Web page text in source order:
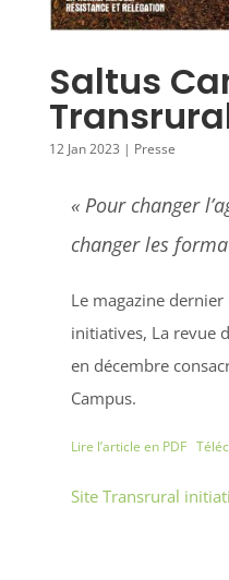
Saltus
12 Jan 2023 | Presse
« Pour changer
changer les
Le magazine
initiatives, La revue
en décembre
Campus.
Lire l’article en PDF
Site Transrural